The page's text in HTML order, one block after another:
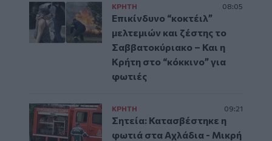
ΚΡΗΤΗ 08:05
Επικίνδυνο “κοκτέιλ”
μελτεμιών και ζέστης το
Σαββατοκύριακο – Και η
Κρήτη στο “κόκκινο” για
φωτιές
ΚΡΗΤΗ 09:21
Σητεία: Κατασβέστηκε η
φωτιά στα Αχλάδια - Μικρή